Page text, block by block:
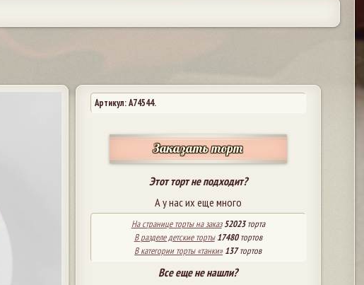
Артикул: A74544.
Заказать торт
Этот торт не подходит?
А у нас их еще много
На странице торты на заказ 52023торта
В разделе детские торты 17480тортов
В категории торты «танки» 137тортов
Все еще не нашли?